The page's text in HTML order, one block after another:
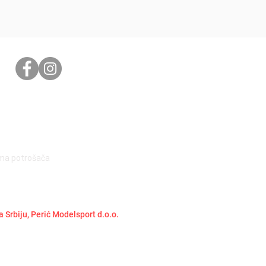
potrošača
Srbiju, Perić Modelsport d.o.o.